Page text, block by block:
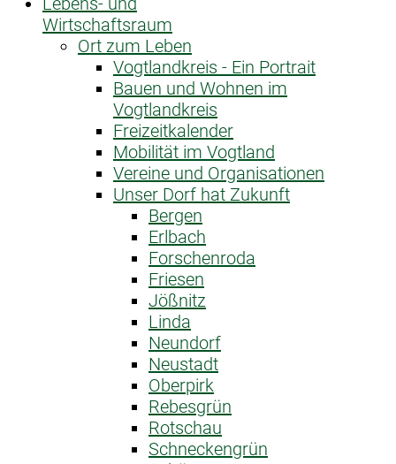
Wirtschaftsraum
Ort zum Leben
Vogtlandkreis - Ein Portrait
Bauen und Wohnen im
Vogtlandkreis
Freizeitkalender
Mobilität im Vogtland
Vereine und Organisationen
Unser Dorf hat Zukunft
Bergen
Erlbach
Forschenroda
Friesen
Jößnitz
Linda
Neundorf
Neustadt
Oberpirk
Rebesgrün
Rotschau
Schneckengrün